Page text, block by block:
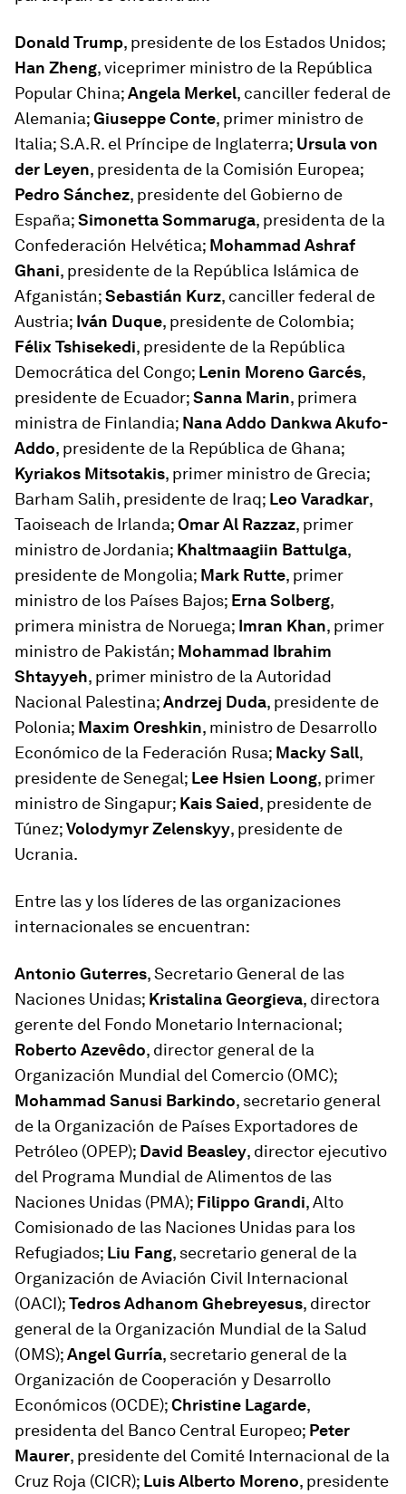
Donald Trump, presidente de los Estados Unidos;
Han Zheng, viceprimer ministro de la República
Popular China;Angela Merkel, canciller federal de
Alemania;Giuseppe Conte, primer ministro de
Italia; S.A.R. el Príncipe de Inglaterra; Ursula von
der Leyen, presidenta de la Comisión Europea;
Pedro Sánchez, presidente del Gobierno de
España;Simonetta Sommaruga, presidenta de la
Confederación Helvética; Mohammad Ashraf
Ghani, presidente de la República Islámica de
Afganistán;Sebastián Kurz, canciller federal de
Austria; Iván Duque, presidente de Colombia;
Félix Tshisekedi, presidente de la República
Democrática del Congo; Lenin Moreno Garcés,
presidente de Ecuador;Sanna Marin, primera
ministra de Finlandia; Nana Addo Dankwa Akufo-
Addo, presidente de la República de Ghana;
Kyriakos Mitsotakis, primer ministro de Grecia;
Barham Salih, presidente de Iraq; Leo Varadkar,
Taoiseach de Irlanda;Omar Al Razzaz, primer
ministro de Jordania; Khaltmaagiin Battulga,
presidente de Mongolia; Mark Rutte, primer
ministro de los Países Bajos; Erna Solberg,
primera ministra de Noruega; Imran Khan, primer
ministro de Pakistán; Mohammad Ibrahim
Shtayyeh, primer ministro de la Autoridad
Nacional Palestina;Andrzej Duda, presidente de
Polonia; Maxim Oreshkin, ministro de Desarrollo
Económico de la Federación Rusa; Macky Sall,
presidente de Senegal; Lee Hsien Loong, primer
ministro de Singapur; Kais Saied, presidente de
Túnez;Volodymyr Zelenskyy, presidente de
Ucrania.
Entre las y los líderes de las organizaciones
internacionales se encuentran:
Antonio Guterres, Secretario General de las
Naciones Unidas; Kristalina Georgieva, directora
gerente del Fondo Monetario Internacional;
Roberto Azevêdo, director general de la
Organización Mundial del Comercio (OMC);
Mohammad Sanusi Barkindo, secretario general
de la Organización de Países Exportadores de
Petróleo (OPEP); David Beasley, director ejecutivo
del Programa Mundial de Alimentos de las
Naciones Unidas (PMA); Filippo Grandi, Alto
Comisionado de las Naciones Unidas para los
Refugiados; Liu Fang, secretario general de la
Organización de Aviación Civil Internacional
(OACI);Tedros Adhanom Ghebreyesus, director
general de la Organización Mundial de la Salud
(OMS);Angel Gurría, secretario general de la
Organización de Cooperación y Desarrollo
Económicos (OCDE);Christine Lagarde,
presidenta del Banco Central Europeo; Peter
Maurer, presidente del Comité Internacional de la
Cruz Roja (CICR); Luis Alberto Moreno, presidente